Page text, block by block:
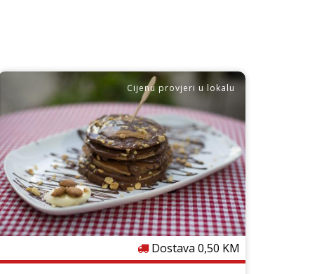
Cijenu provjeri u lokalu
Dostava 0,50 KM